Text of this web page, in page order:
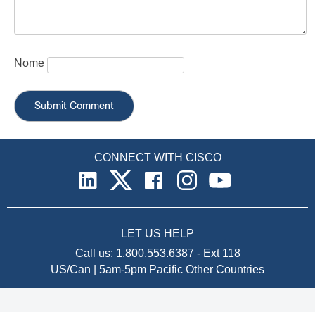
Nome
CONNECT WITH CISCO
LET US HELP
Call us: 1.800.553.6387 - Ext 118
US/Can | 5am-5pm Pacific Other Countries